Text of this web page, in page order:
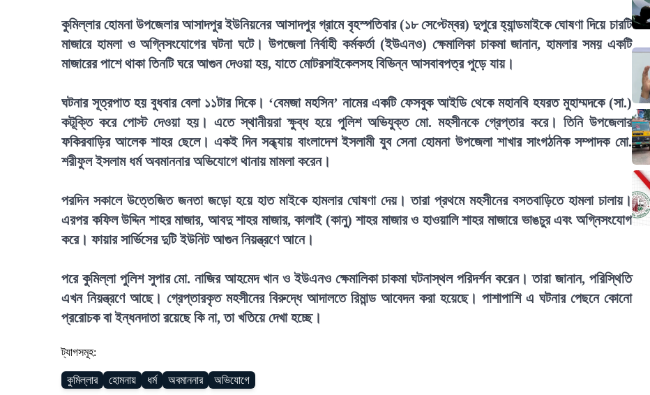
কুমিল্লার হোমনা উপজেলার আসাদপুর ইউনিয়নের আসাদপুর গ্রামে বৃহস্পতিবার (১৮ সেপ্টেম্বর) দুপুরে হ্যান্ডমাইকে ঘোষণা দিয়ে চারটি
মাজারে হামলা ও অগ্নিসংযোগের ঘটনা ঘটে। উপজেলা নির্বাহী কর্মকর্তা (ইউএনও) ক্ষেমালিকা চাকমা জানান, হামলার সময় একটি
মাজারের পাশে থাকা তিনটি ঘরে আগুন দেওয়া হয়, যাতে মোটরসাইকেলসহ বিভিন্ন আসবাবপত্র পুড়ে যায়।
ঘটনার সূত্রপাত হয় বুধবার বেলা ১১টার দিকে। ‘বেমজা মহসিন’ নামের একটি ফেসবুক আইডি থেকে মহানবি হযরত মুহাম্মদকে (সা.)
কটূক্তি করে পোস্ট দেওয়া হয়। এতে স্থানীয়রা ক্ষুব্ধ হয়ে পুলিশ অভিযুক্ত মো. মহসীনকে গ্রেপ্তার করে। তিনি উপজেলার
ফকিরবাড়ির আলেক শাহর ছেলে। একই দিন সন্ধ্যায় বাংলাদেশ ইসলামী যুব সেনা হোমনা উপজেলা শাখার সাংগঠনিক সম্পাদক মো.
শরীফুল ইসলাম ধর্ম অবমাননার অভিযোগে থানায় মামলা করেন।
পরদিন সকালে উত্তেজিত জনতা জড়ো হয়ে হাত মাইকে হামলার ঘোষণা দেয়। তারা প্রথমে মহসীনের বসতবাড়িতে হামলা চালায়।
এরপর কফিল উদ্দিন শাহর মাজার, আবদু শাহর মাজার, কালাই (কানু) শাহর মাজার ও হাওয়ালি শাহর মাজারে ভাঙচুর এবং অগ্নিসংযোগ
করে। ফায়ার সার্ভিসের দুটি ইউনিট আগুন নিয়ন্ত্রণে আনে।
পরে কুমিল্লা পুলিশ সুপার মো. নাজির আহমেদ খান ও ইউএনও ক্ষেমালিকা চাকমা ঘটনাস্থল পরিদর্শন করেন। তারা জানান, পরিস্থিতি
এখন নিয়ন্ত্রণে আছে। গ্রেপ্তারকৃত মহসীনের বিরুদ্ধে আদালতে রিমান্ড আবেদন করা হয়েছে। পাশাপাশি এ ঘটনার পেছনে কোনো
প্ররোচক বা ইন্ধনদাতা রয়েছে কি না, তা খতিয়ে দেখা হচ্ছে।
ট্যাগসমূহ:
কুমিল্লার হোমনায় ধর্ম অবমাননার অভিযোগে